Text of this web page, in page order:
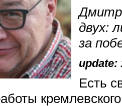
двух:
за
update:
Есть